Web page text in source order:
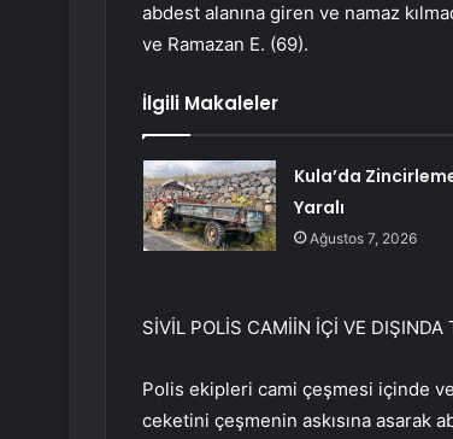
abdest alanına giren ve namaz
ve Ramazan E. (69).
İlgili Makaleler
Kula’da
Yaralı
Ağustos 7, 2026
SİVİL POLİS CAMİİN İÇİ VE DIŞINDA
Polis ekipleri cami çeşmesi içinde
ceketini çeşmenin askısına asarak